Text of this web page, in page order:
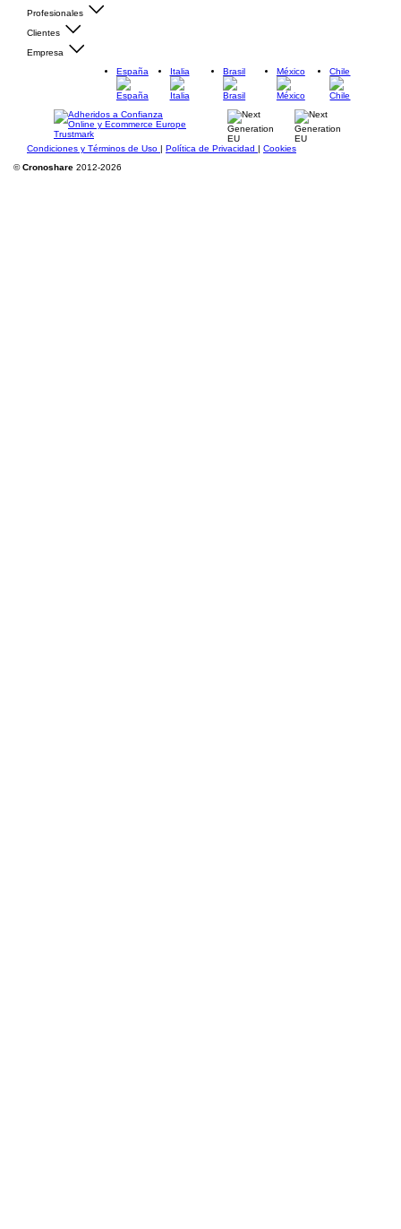
Profesionales
Clientes
Empresa
España
Italia Brasil México Chile
Condiciones y Términos de Uso | Política de Privacidad | Cookies
©Cronoshare 2012-2026